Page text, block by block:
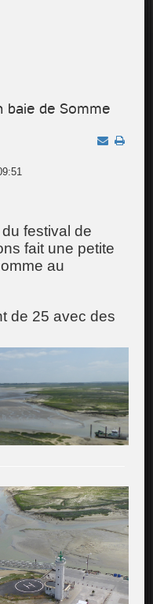
baie de Somme
festival de
fait une petite
au
de 25 avec des